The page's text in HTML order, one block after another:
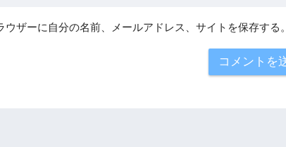
ザーに自分の名前、メールアドレス、サイトを保存する。